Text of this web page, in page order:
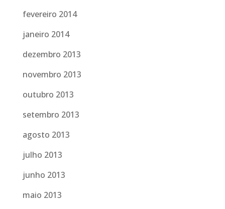
fevereiro 2014
janeiro 2014
dezembro 2013
novembro 2013
outubro 2013
setembro 2013
agosto 2013
julho 2013
junho 2013
maio 2013